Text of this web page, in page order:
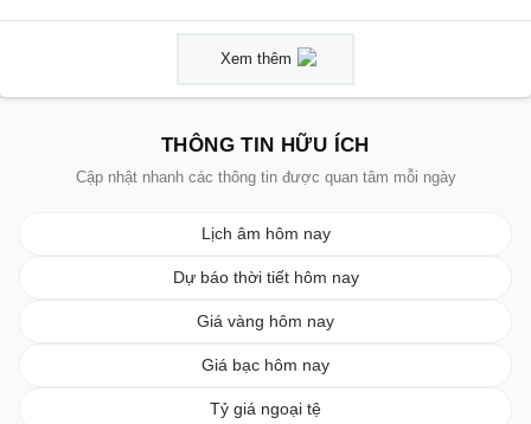
Xem thêm
THÔNG TIN HỮU ÍCH
Cập nhật nhanh các thông tin được quan tâm mỗi ngày
Lịch âm hôm nay
Dự báo thời tiết hôm nay
Giá vàng hôm nay
Giá bạc hôm nay
Tỷ giá ngoại tệ